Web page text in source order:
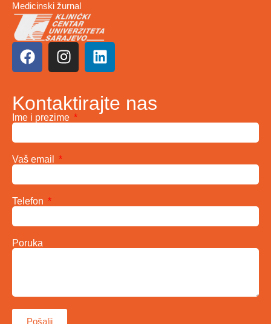
Medicinski žurnal
Kontaktirajte nas
Ime i prezime
Vaš email
Telefon
Poruka
Pošalji